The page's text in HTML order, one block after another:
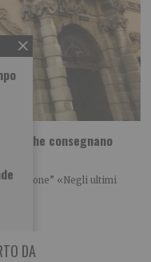
che consegnano
«Negli ultimi
DA